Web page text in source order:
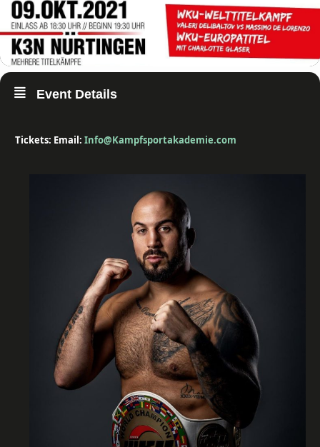
Event Details
Tickets: Email: Info@Kampfsportakademie.com